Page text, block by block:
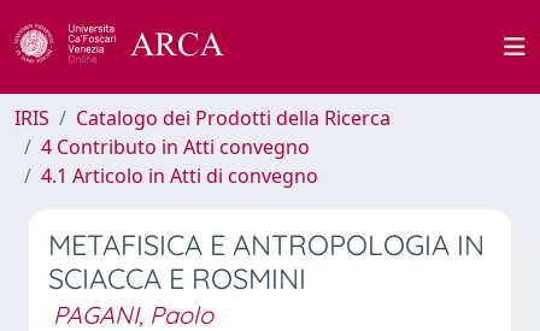
IRIS
Catalogo dei Prodotti della Ricerca
4 Contributo in Atti convegno
4.1 Articolo in Atti di convegno
METAFISICA E ANTROPOLOGIA IN
SCIACCA E ROSMINI
PAGANI, Paolo